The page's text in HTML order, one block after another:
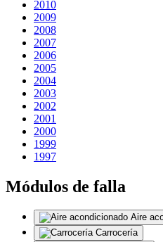
2010
2009
2008
2007
2006
2005
2004
2003
2002
2001
2000
1999
1997
Módulos de falla
Aire
Carrocería